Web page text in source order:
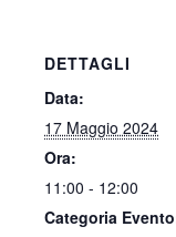
DETTAGLI
Data:
17 Maggio 2024
Ora:
11:00 - 12:00
Categoria